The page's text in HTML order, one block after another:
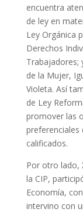
encuentra
de ley en
Ley Orgánica
Derechos
Trabajadores;
de la Mujer,
Violeta. Así
de Ley
promover las
calificados.
Por otro lado,
la CIP,
Economía,
intervino con